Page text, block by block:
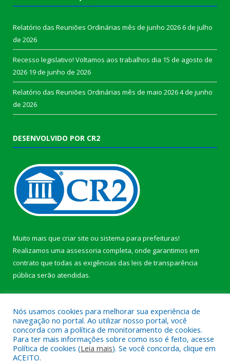
Relatório das Reuniões Ordinárias mês de junho 20266 de julho
de 2026
Recesso legislativo! Voltamos aos trabalhos dia 15 de agosto de
2026 19 de junho de 2026
Relatório das Reuniões Ordinárias mês de maio 20264 de junho
de 2026
DESENVOLVIDO POR CR2
Muito mais que criar site ou sistema para prefeituras!
Realizamos uma assessoria completa, onde garantimos em
contrato que todas as exigências das leis de transparência
pública serão atendidas.
Todos os direitos reservados a Câmara Municipal de Anajás.
Nós usamos cookies para melhorar sua experiência de
navegação no portal. Ao utilizar nosso portal, você
concorda com a política de monitoramento de cookies.
Para ter mais informações sobre como isso é feito, acesse
Política de cookies (Leia mais). Se você concorda, clique em
ACEITO.